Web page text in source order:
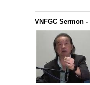
VNFGC Sermon -